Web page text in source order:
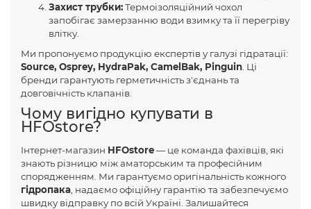
Захист трубки:Термоізоляційний чохол
запобігає замерзанню води взимку та її перегріву
влітку.
Ми пропонуємо продукцію експертів у галузі гідратації:
Source, Osprey, HydraPak, CamelBak, Pinguin . Ці
бренди гарантують герметичність з'єднань та
довговічність клапанів.
Чому вигідно купувати в
HFOstore?
Інтернет-магазин HFOstore— це команда фахівців, які
знають різницю між аматорським та професійним
спорядженням. Ми гарантуємо оригінальність кожного
гідропака , надаємо офіційну гарантію та забезпечуємо
швидку відправку по всій Україні. Залишайтеся